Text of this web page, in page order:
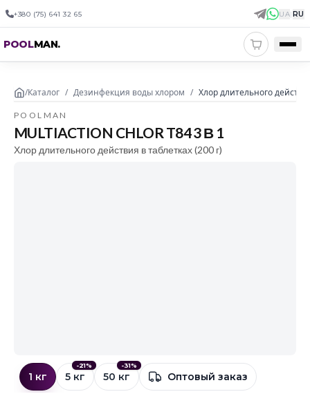
+380 (75) 641 32 65 UA|RU
POOLMAN.
/Каталог / Дезинфекция воды хлором / Хлор длительного
POOLMAN
MULTIACTION CHLOR T84 3 В 1
Хлор длительного действия в таблетках (200 г)
1 кг
-21%
5 кг
-31%
50 кг Оптовый заказ